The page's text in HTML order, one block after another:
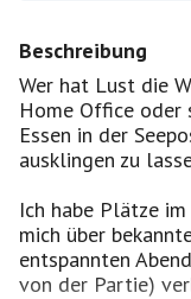
Beschreibung
Wer hat Lust die
Home Office oder
Essen in der
ausklingen zu
Ich habe Plätze
mich über
entspannten
von der Partie)